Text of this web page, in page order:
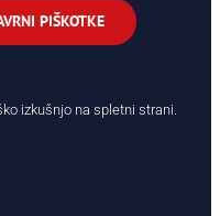
PIŠKOTKE
izkušnjo na spletni strani.